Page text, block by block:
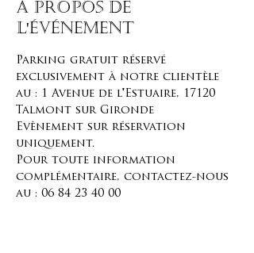
À propos de
l'événement
Parking gratuit réservé
exclusivement à notre clientèle
au : 1 Avenue de l'Estuaire, 17120
Talmont sur Gironde
Evènement sur réservation
uniquement.
Pour toute information
complémentaire, contactez-nous
au : 06 84 23 40 00